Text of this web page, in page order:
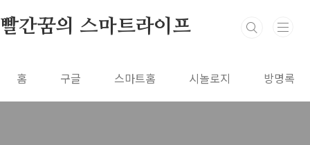
빨간꿈의 스마트라이프
홈 구글 스마트홈 시놀로지 방명록